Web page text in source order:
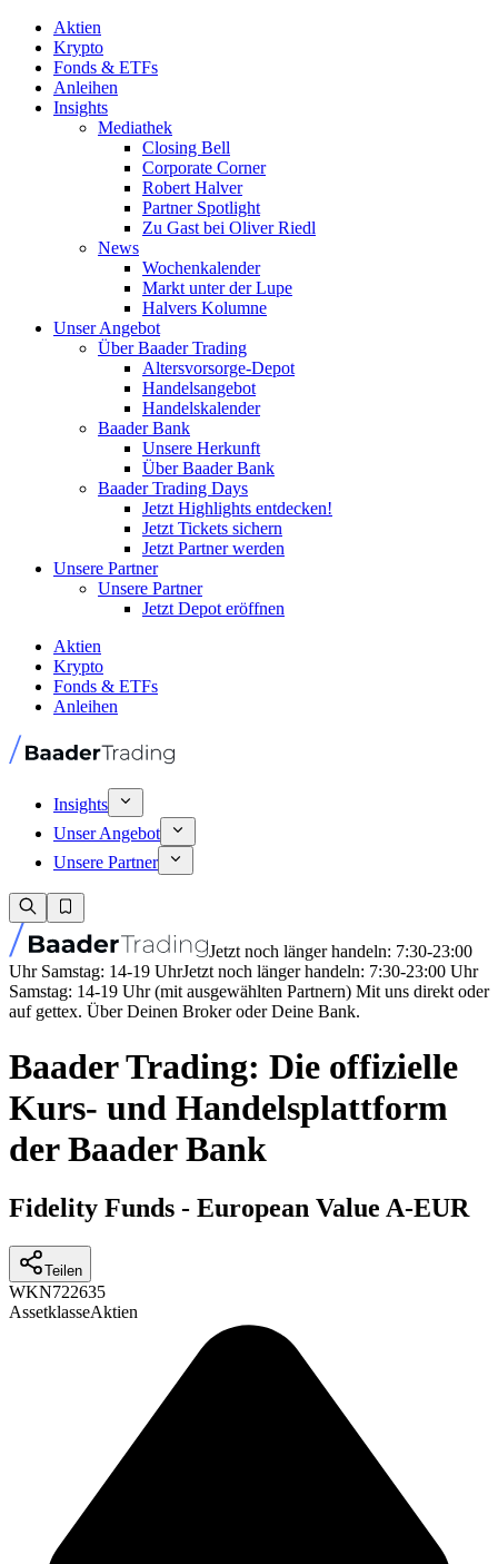
Aktien
Krypto
Fonds & ETFs
Anleihen
Insights
Mediathek
Closing Bell
Corporate Corner
Robert Halver
Partner Spotlight
Zu Gast bei Oliver Riedl
News
Wochenkalender
Markt unter der Lupe
Halvers Kolumne
Unser Angebot
Über Baader Trading
Altersvorsorge-Depot
Handelsangebot
Handelskalender
Baader Bank
Unsere Herkunft
Über Baader Bank
Baader Trading Days
Jetzt Highlights entdecken!
Jetzt Tickets sichern
Jetzt Partner werden
Unsere Partner
Unsere Partner
Jetzt Depot eröffnen
Aktien
Krypto
Fonds & ETFs
Anleihen
Insights
Unser Angebot
Unsere Partner
Jetzt noch länger handeln: 7:30-23:00
Uhr Samstag: 14-19 UhrJetzt noch länger handeln: 7:30-23:00 Uhr
Samstag: 14-19 Uhr (mit ausgewählten Partnern) Mit uns direkt oder
auf gettex. Über Deinen Broker oder Deine Bank.
Baader Trading: Die offizielle
Kurs- und Handelsplattform
der Baader Bank
Fidelity Funds - European Value A-EUR
Teilen
WKN722635
AssetklasseAktien